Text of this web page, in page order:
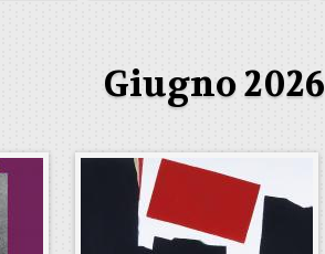
Giugno 2026